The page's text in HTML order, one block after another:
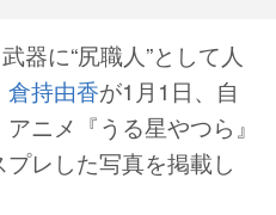
器に“尻職人”として人
倉持由香が1月1日、自
ニメ『うる星やつら』
レした写真を掲載し